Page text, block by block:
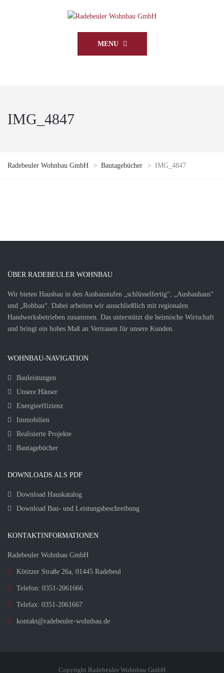
MENU
IMG_4847
Radebeuler Wohnbau GmbH > Bautagebücher > IMG_4847
ÜBER RADEBEULER WOHNBAU
Wir bieten Hausbau in den Ausbaustufen „schlüsselfertig“, „Ausbauhaus“
und „Rohbau“. Dabei arbeiten wir ausschließlich mit regionalen
Handwerksbetrieben zusammen. Das unterstützt die heimische Wirtschaft
und bringt ein hohes Maß an Vertrauen für unsere Kunden.
WOHNBAU-NAVIGATION
Bauleistungen
Unsere Häuser
Energieeffizienz
Immobilien
Realisierte Projekte
Bautagebücher
DOWNLOADS ALS PDF
Download Hauskatalog
Download Bau- und Leistungsbeschreibung
KONTAKTINFORMATIONEN
Radebeuler Wohnbau GmbH
Kötitzer Straße 26a, 01445 Radebeul
Telefon: 0351-2061666
Telefax: 0351-2061667
kontakt@radebeuler-wohnbau.de
Copyright Radebeuler Wohnbau GmbH